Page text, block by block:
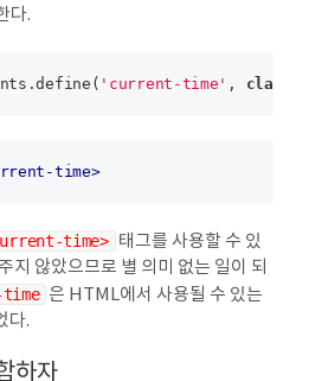
다.
'current-time' , class
time>
time> 태그를 사용할 수 있
지 않았으므로 별 의미 없는 일이 되
은 HTML에서 사용될 수 있는
다.
하자